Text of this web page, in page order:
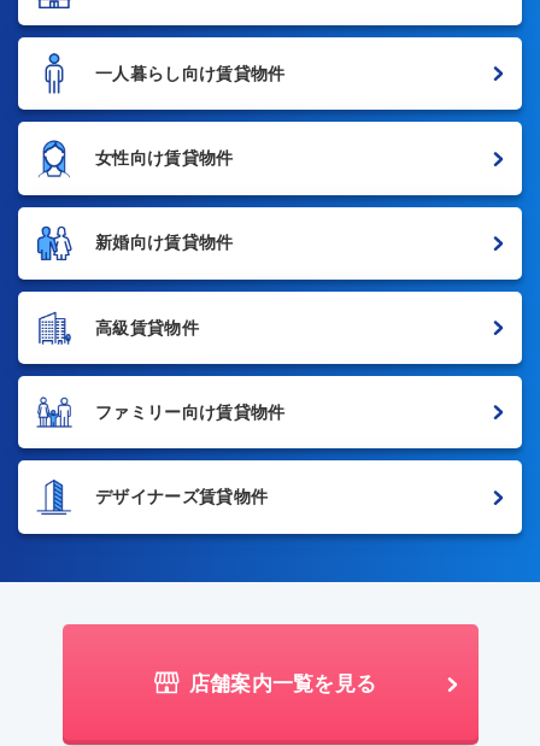
一人暮らし向け賃貸物件
女性向け賃貸物件
新婚向け賃貸物件
高級賃貸物件
ファミリー向け賃貸物件
デザイナーズ賃貸物件
店舗案内一覧を見る